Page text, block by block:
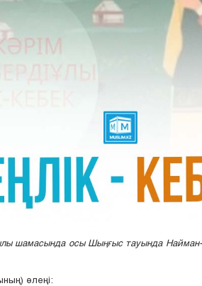
шамасында осы Шыңғыс тауында
өлеңі: